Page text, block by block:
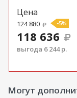
Цена
124 880 -5%
118 636
выгода 6 244 р.
Могут